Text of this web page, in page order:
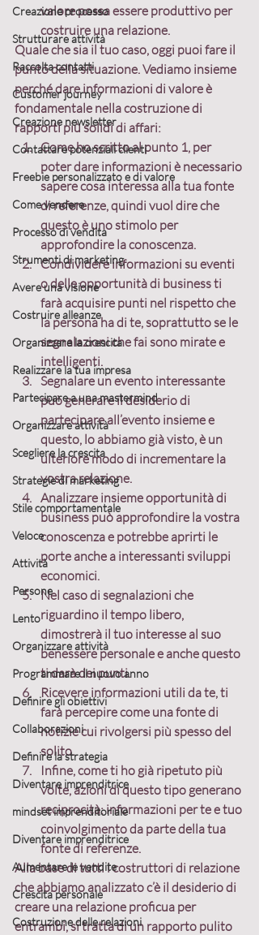
Creazione processo
Strutturare attività
Raccolta contatti
Customer journey
Creazione newsletter
Contattare potenziali clienti
Freebie personalizzato e di valore
Come vendere
Processo di vendita
Strumenti di marketing
Avere una visione
Costruire alleanze
Organizzare la crescita
Realizzare la tua impresa
Partecipare a una mastermind
Organizzare attività
Scegliere la crescita
Strategie di marketing
Stile comportamentale
Veloce
Attività
Persone
Lento
Organizzare attività
Programmare il nuovo anno
Definire gli obiettivi
Collaborazioni
Definire la strategia
Diventare imprenditrice
mindset imprenditoriale
Diventare imprenditrice
Aumentare le vendite
Crescita personale
Costruzione delle relazioni
valore possa essere produttivo per
costruire una relazione.
Quale che sia il tuo caso, oggi puoi fare il
punto della situazione. Vediamo insieme
perché dare informazioni di valore è
fondamentale nella costruzione di
rapporti più solidi di affari:
Come ho scritto al punto 1, per
poter dare informazioni è necessario
sapere cosa interessa alla tua fonte
di referenze, quindi vuol dire che
questo è uno stimolo per
approfondire la conoscenza.
Condividere informazioni su eventi
o delle opportunità di business ti
farà acquisire punti nel rispetto che
la persona ha di te, soprattutto se le
segnalazioni che fai sono mirate e
intelligenti.
Segnalare un evento interessante
può generare il desiderio di
partecipare all’evento insieme e
questo, lo abbiamo già visto, è un
ulteriore modo di incrementare la
vostra relazione.
Analizzare insieme opportunità di
business può approfondire la vostra
conoscenza e potrebbe aprirti le
porte anche a interessanti sviluppi
economici.
Nel caso di segnalazioni che
riguardino il tempo libero,
dimostrerà il tuo interesse al suo
benessere personale e anche questo
ti darà dei punti.
Ricevere informazioni utili da te, ti
farà percepire come una fonte di
notizie cui rivolgersi più spesso del
solito.
Infine, come ti ho già ripetuto più
volte, azioni di questo tipo generano
reciprocità: informazioni per te e tuo
coinvolgimento da parte della tua
fonte di referenze.
Alla base di tutti i costruttori di relazione
che abbiamo analizzato c’è il desiderio di
creare una relazione proficua per
entrambi, si tratta di un rapporto pulito